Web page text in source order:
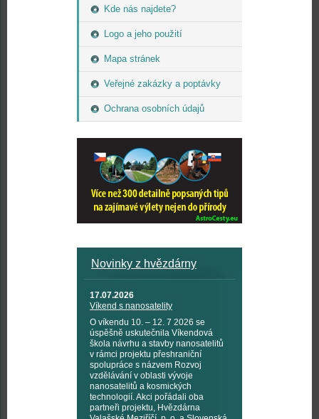
Kde nás najdete?
Logo a jeho použití
Mapa stránek
Veřejné zakázky a poptávky
Ochrana osobních údajů
Novinky z hvězdárny
17.07.2026
Víkend s nanosatelity
O víkendu 10. – 12. 7 2026 se
úspěšně uskutečnila Víkendová
škola návrhu a stavby nanosatelitů
v rámci projektu přeshraniční
spolupráce s názvem Rozvoj
vzdělávání v oblasti vývoje
nanosatelitů a kosmických
technologií. Akci pořádali oba
partneři projektu, Hvězdárna